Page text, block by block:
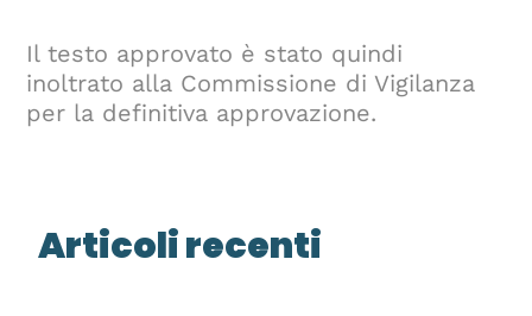
Il testo approvato è stato quindi
inoltrato alla Commissione di Vigilanza
per la definitiva approvazione.
Articoli recenti